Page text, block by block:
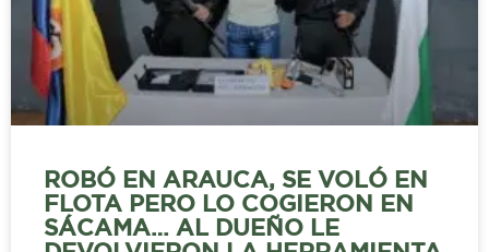
ROBÓ EN ARAUCA, SE VOLÓ EN
FLOTA PERO LO COGIERON EN
SÁCAMA… AL DUEÑO LE